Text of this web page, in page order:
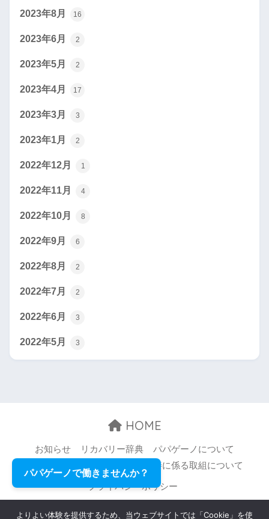
2023年8月 16
2023年6月 2
2023年5月 2
2023年4月 17
2023年3月 3
2023年1月 2
2022年12月 1
2022年11月 4
2022年10月 8
2022年9月 6
2022年8月 2
2022年7月 2
2022年6月 3
2022年5月 3
HOME
お知らせ リカバリー辞典
パパゲーノについて
職場環境等の改善に係る取組について
プライバシーポリシー
© 2026 Papageno,Inc. All rights reserved.
パパゲーノで働きませんか？
よりよい体験を提供するため、当ウェブサイトでは「Cookie」を使